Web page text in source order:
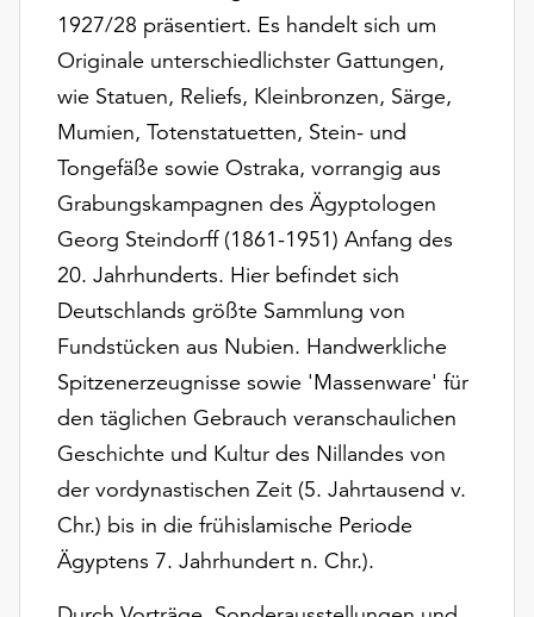
weiterhin
ausgeführt.
Möchten
verwendeten
Cookies
anpassen,
erreichen
Einstellungen
über
Schaltfläche
„Auswählen“.
Weitere
Informationen
finden
1927/28 präsentiert. Es handelt sich um
Originale unterschiedlichster Gattungen,
wie Statuen, Reliefs, Kleinbronzen, Särge,
Mumien, Totenstatuetten, Stein- und
Tongefäße sowie Ostraka, vorrangig aus
Grabungskampagnen des Ägyptologen
Georg Steindorff (1861-1951) Anfang des
20. Jahrhunderts. Hier befindet sich
Deutschlands größte Sammlung von
Fundstücken aus Nubien. Handwerkliche
Spitzenerzeugnisse sowie 'Massenware' für
den täglichen Gebrauch veranschaulichen
Geschichte und Kultur des Nillandes von
der vordynastischen Zeit (5. Jahrtausend v.
Chr.) bis in die frühislamische Periode
Ägyptens 7. Jahrhundert n. Chr.).